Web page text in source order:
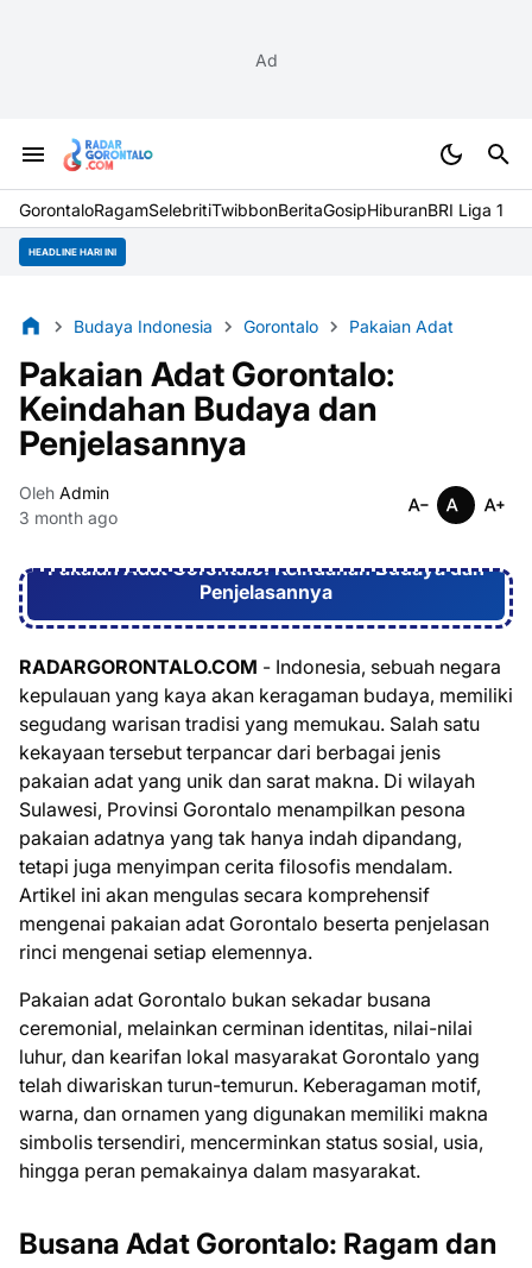
Ad
GorontaloRagamSelebritiTwibbonBeritaGosipHiburanBRI Liga 1
HEADLINE HARI INI
Budaya Indonesia Gorontalo Pakaian Adat
Pakaian Adat Gorontalo:
Keindahan Budaya dan
Penjelasannya
Oleh Admin
3 month ago
Pakaian Adat Gorontalo: Keindahan Budaya dan
Penjelasannya
RADARGORONTALO.COM - Indonesia, sebuah negara
kepulauan yang kaya akan keragaman budaya, memiliki
segudang warisan tradisi yang memukau. Salah satu
kekayaan tersebut terpancar dari berbagai jenis
pakaian adat yang unik dan sarat makna. Di wilayah
Sulawesi, Provinsi Gorontalo menampilkan pesona
pakaian adatnya yang tak hanya indah dipandang,
tetapi juga menyimpan cerita filosofis mendalam.
Artikel ini akan mengulas secara komprehensif
mengenai pakaian adat Gorontalo beserta penjelasan
rinci mengenai setiap elemennya.
Pakaian adat Gorontalo bukan sekadar busana
ceremonial, melainkan cerminan identitas, nilai-nilai
luhur, dan kearifan lokal masyarakat Gorontalo yang
telah diwariskan turun-temurun. Keberagaman motif,
warna, dan ornamen yang digunakan memiliki makna
simbolis tersendiri, mencerminkan status sosial, usia,
hingga peran pemakainya dalam masyarakat.
Busana Adat Gorontalo: Ragam dan